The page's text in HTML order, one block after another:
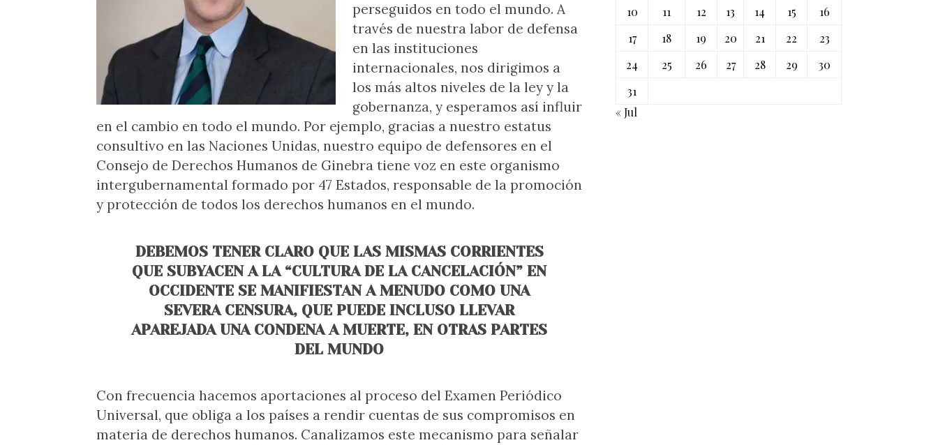
perseguidos en todo el mundo. A
través de nuestra labor de defensa
en las instituciones
internacionales, nos dirigimos a
los más altos niveles de la ley y la
gobernanza, y esperamos así influir
en el cambio en todo el mundo. Por ejemplo, gracias a nuestro estatus
consultivo en las Naciones Unidas, nuestro equipo de defensores en el
Consejo de Derechos Humanos de Ginebra tiene voz en este organismo
intergubernamental formado por 47 Estados, responsable de la promoción
y protección de todos los derechos humanos en el mundo.
DEBEMOS TENER CLARO QUE LAS MISMAS CORRIENTES
QUE SUBYACEN A LA “CULTURA DE LA CANCELACIÓN” EN
OCCIDENTE SE MANIFIESTAN A MENUDO COMO UNA
SEVERA CENSURA, QUE PUEDE INCLUSO LLEVAR
APAREJADA UNA CONDENA A MUERTE, EN OTRAS PARTES
DEL MUNDO
Con frecuencia hacemos aportaciones al proceso del Examen Periódico
Universal, que obliga a los países a rendir cuentas de sus compromisos en
materia de derechos humanos. Canalizamos este mecanismo para señalar
10
11 12 13 14 15
16
17
18 19 20 21 22
23
24
25 26 27 28 29
30
31
« Jul